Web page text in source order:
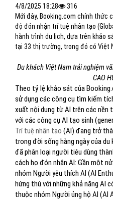
4/8/2025 18:28
316
Mới đây, Booking.com chính thức
độ đón nhận trí tuệ nhân tạo
hành trình du lịch, dựa trên khảo
tại 33 thị trường, trong đó có Việt
Du khách Việt Nam trải nghiệm
CAO
Theo tỷ lệ khảo sát của
sử dụng các công cụ tìm kiếm
xuất nội dung từ AI trên các nền
với các công cụ AI tạo sinh
Trí tuệ nhân tạo (AI) đang trở
trong đời sống hàng ngày của
đã phân loại người tiêu dùng
cách họ đón nhận AI: Gần một
nhóm Người yêu thích AI (AI
hứng thú với những khả năng AI
thuộc nhóm Người ủng hộ AI